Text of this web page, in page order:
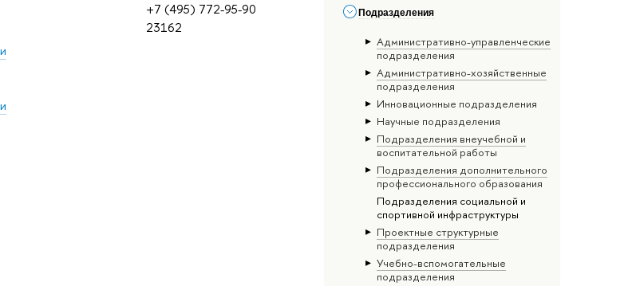
Подразделения
Административно-управленческие
подразделения
Административно-хозяйственные
подразделения
Инновационные подразделения
Научные подразделения
Подразделения внеучебной и
воспитательной работы
Подразделения дополнительного
профессионального образования
Подразделения социальной и
спортивной инфраструктуры
Проектные структурные
подразделения
Учебно-вспомогательные
подразделения
+7 (495) 772-95-90
23162